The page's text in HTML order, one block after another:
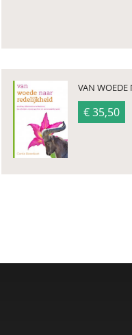
VAN WOEDE
€ 35,50